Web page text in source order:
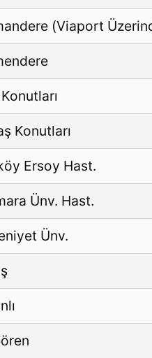
(Viaport
Konutları
Ersoy Hast.
Ünv. Hast.
Ünv.